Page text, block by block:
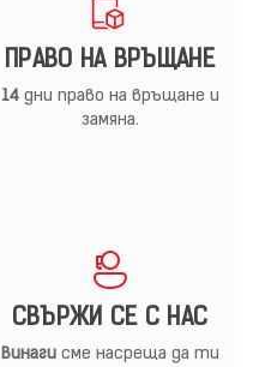
ПРАВО НА ВРЪЩАНЕ
14дни право на връщане и
замяна.
СВЪРЖИ СЕ С НАС
Винагисме насреща да ти